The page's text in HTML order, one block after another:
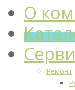
О
Ремонт